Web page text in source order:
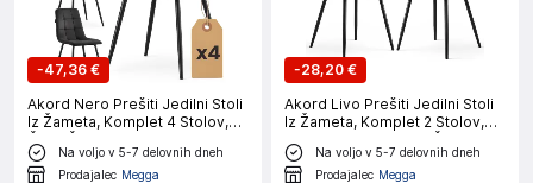
-47,36 €
Akord Nero Prešiti Jedilni Stoli
Iz Žameta, Komplet 4 Stolov,
Črna, Črne Noge
Na voljo v 5-7 delovnih dneh
Prodajalec Megga
-28,20 €
Akord Livo Prešiti Jedilni Stoli
Iz Žameta, Komplet 2 Stolov,
Temno Grafitno Siva, Črne
NogeNa voljo v 5-7 delovnih dneh
Prodajalec Megga